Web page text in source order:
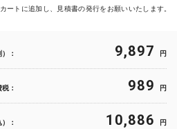
ートに追加し、見積書の発行をお願いいたします。
： 9,897 円
： 989 円
： 10,886 円